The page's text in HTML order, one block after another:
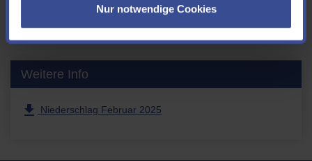
Nur notwendige Cookies
Weitere Info
file_download Niederschlag Februar 2025